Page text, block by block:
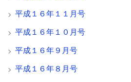
平成１６年１１月号
平成１６年１０月号
平成１６年９月号
平成１６年８月号